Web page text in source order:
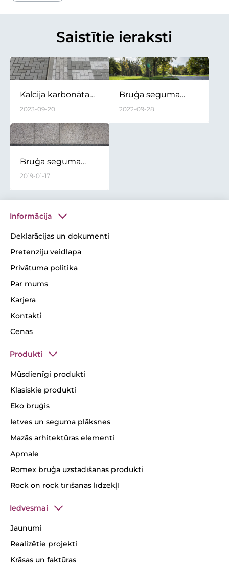
Saistītie ieraksti
Kalcija karbonāta
vai kaļķa traipi uz
tas ir, kāpēc tas
rodas, vai to ir
iespējams likvidēt?
2023-09-20
Bruģa seguma
uzturēšana siltajā
2022-09-28
Bruģa seguma
uzturēšana ziemā
2019-01-17
Informācija
Deklarācijas un dokumenti
Pretenziju veidlapa
Privātuma politika
Par mums
Karjera
Kontakti
Cenas
Produkti
Mūsdienīgi produkti
Klasiskie produkti
Eko bruģis
Ietves un seguma plāksnes
Mazās arhitektūras elementi
Apmale
Romex bruģa uzstādīšanas produkti
Rock on rock tīrīšanas līdzekļI
Iedvesmai
Jaunumi
Realizētie projekti
Krāsas un faktūras